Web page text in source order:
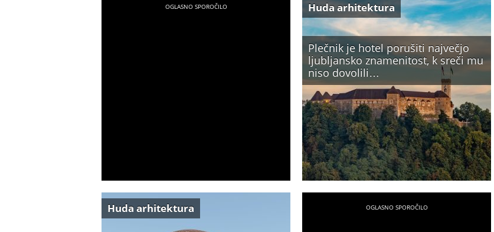
Plečnik je hotel porušiti največjo
ljubljansko znamenitost, k sreči mu
niso dovolili…
Huda arhitektura
Huda arhitektura